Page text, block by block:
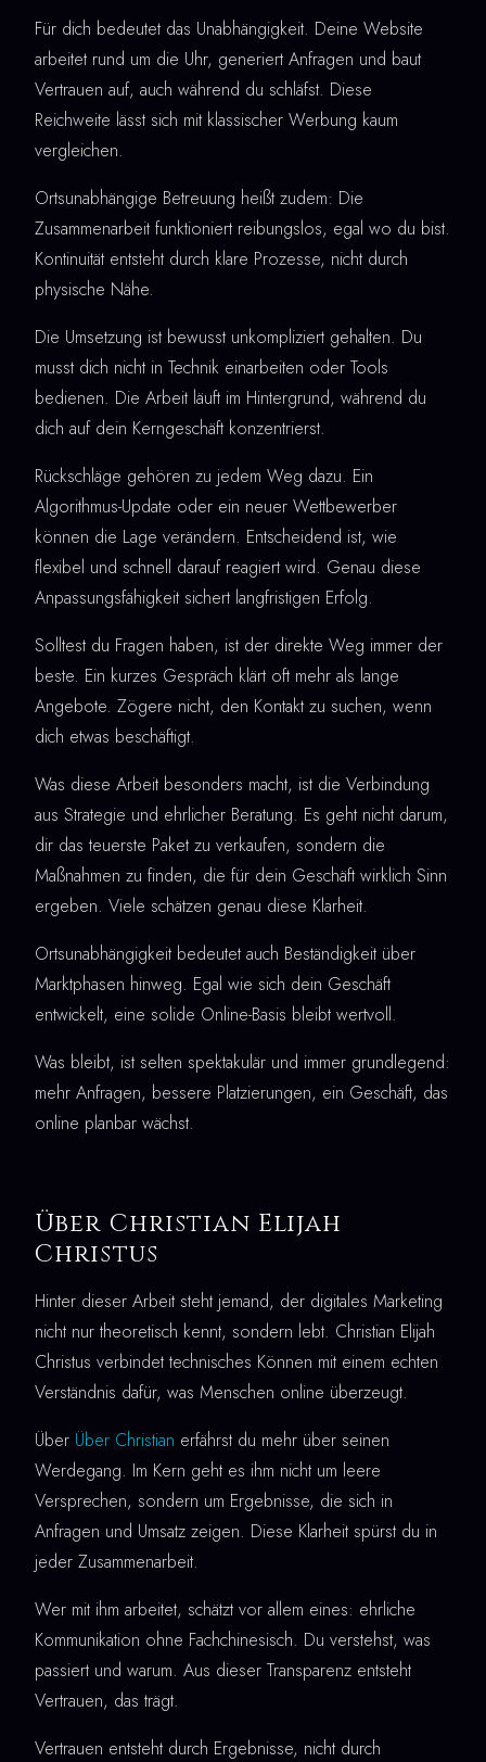
Für dich bedeutet das Unabhängigkeit. Deine Website
arbeitet rund um die Uhr, generiert Anfragen und baut
Vertrauen auf, auch während du schläfst. Diese
Reichweite lässt sich mit klassischer Werbung kaum
vergleichen.
Ortsunabhängige Betreuung heißt zudem: Die
Zusammenarbeit funktioniert reibungslos, egal wo du bist.
Kontinuität entsteht durch klare Prozesse, nicht durch
physische Nähe.
Die Umsetzung ist bewusst unkompliziert gehalten. Du
musst dich nicht in Technik einarbeiten oder Tools
bedienen. Die Arbeit läuft im Hintergrund, während du
dich auf dein Kerngeschäft konzentrierst.
Rückschläge gehören zu jedem Weg dazu. Ein
Algorithmus-Update oder ein neuer Wettbewerber
können die Lage verändern. Entscheidend ist, wie
flexibel und schnell darauf reagiert wird. Genau diese
Anpassungsfähigkeit sichert langfristigen Erfolg.
Solltest du Fragen haben, ist der direkte Weg immer der
beste. Ein kurzes Gespräch klärt oft mehr als lange
Angebote. Zögere nicht, den Kontakt zu suchen, wenn
dich etwas beschäftigt.
Was diese Arbeit besonders macht, ist die Verbindung
aus Strategie und ehrlicher Beratung. Es geht nicht darum,
dir das teuerste Paket zu verkaufen, sondern die
Maßnahmen zu finden, die für dein Geschäft wirklich Sinn
ergeben. Viele schätzen genau diese Klarheit.
Ortsunabhängigkeit bedeutet auch Beständigkeit über
Marktphasen hinweg. Egal wie sich dein Geschäft
entwickelt, eine solide Online-Basis bleibt wertvoll.
Was bleibt, ist selten spektakulär und immer grundlegend:
mehr Anfragen, bessere Platzierungen, ein Geschäft, das
online planbar wächst.
Über Christian Elijah
Christus
Hinter dieser Arbeit steht jemand, der digitales Marketing
nicht nur theoretisch kennt, sondern lebt. Christian Elijah
Christus verbindet technisches Können mit einem echten
Verständnis dafür, was Menschen online überzeugt.
Über Über Christian erfährst du mehr über seinen
Werdegang. Im Kern geht es ihm nicht um leere
Versprechen, sondern um Ergebnisse, die sich in
Anfragen und Umsatz zeigen. Diese Klarheit spürst du in
jeder Zusammenarbeit.
Wer mit ihm arbeitet, schätzt vor allem eines: ehrliche
Kommunikation ohne Fachchinesisch. Du verstehst, was
passiert und warum. Aus dieser Transparenz entsteht
Vertrauen, das trägt.
Vertrauen entsteht durch Ergebnisse, nicht durch